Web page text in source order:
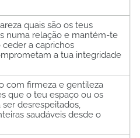
quais são os teus
numa relação e mantém-te
a caprichos
a tua integridade
com firmeza e gentileza
que o teu espaço ou os
desrespeitados,
saudáveis desde o